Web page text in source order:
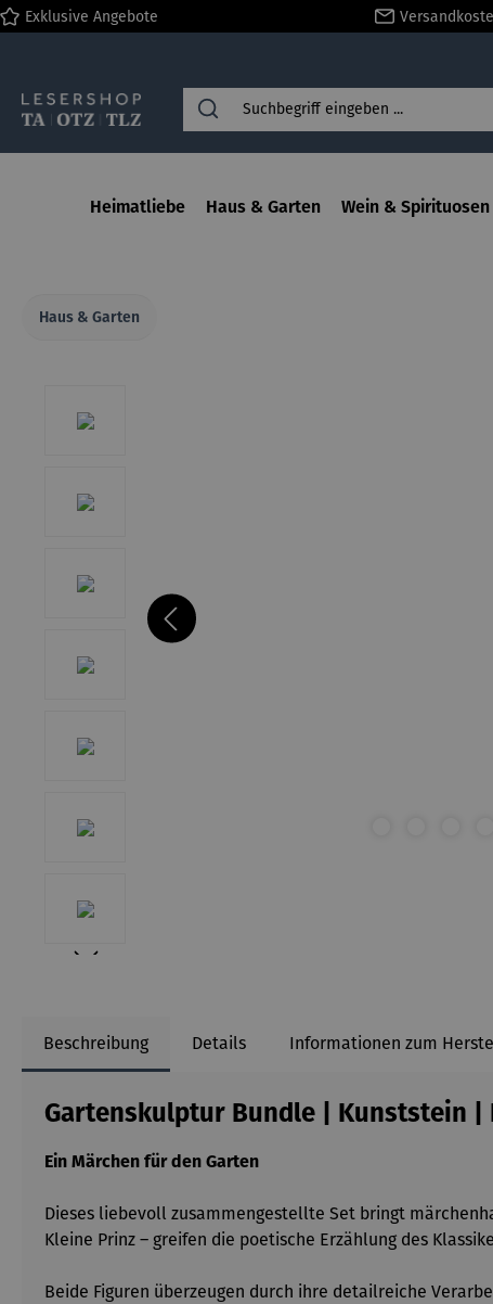
Zur Hauptnavigation springen
Exklusive Angebote
Heimatliebe Haus & Garten Wein & Spirituosen
Haus & Garten
Beschreibung Details Informationen zum
Gartenskulptur Bundle | Kunststein |
Ein Märchen für den Garten
Dieses liebevoll zusammengestellte Set bringt
Kleine Prinz – greifen die poetische Erzählung des
Beide Figuren überzeugen durch ihre detailreiche